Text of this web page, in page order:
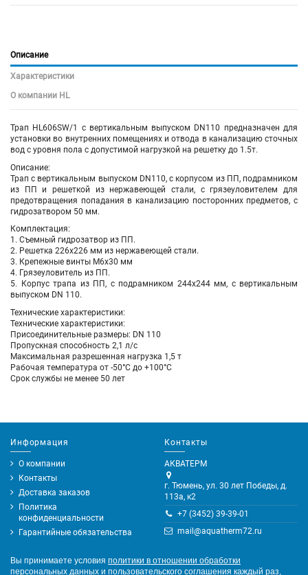
Описание
Характеристики
О компании HL
Трап HL606SW/1 с вертикальным выпуском DN110 предназначен для
установки во внутренних помещениях и отвода в канализацию сточных
вод с уровня пола с допустимой нагрузкой на решетку до 1.5т.
Описание:
Трап с вертикальным выпуском DN110, с корпусом из ПП, подрамником
из ПП и решеткой из нержавеющей стали, с грязеуловителем для
предотвращения попадания в канализацию посторонних предметов, c
гидрозатвором 50 мм.
Комплектация:
1. Съемный гидрозатвор из ПП.
2. Решетка 226х226 мм из нержавеющей стали.
3. Крепежные винты М6х30 мм
4. Грязеуловитель из ПП.
5. Корпус трапа из ПП, c подрамником 244х244 мм, с вертикальным
выпуском DN 110.
Технические характеристики:
Технические характеристики:
Присоединительные размеры: DN 110
Пропускная способность 2,1 л/с
Максимальная разрешенная нагрузка 1,5 т
Рабочая температура от -50°С до +100°С
Срок службы не менее 50 лет
Информация
О компании
Контакты
Доставка заказов
Политика
конфиденциальности
Гарантийные обязательства
Контакты
АКВАТЕРМ
г. Тюмень, ул. 30 лет Победы, д.
113а, к2
+7 (3452) 39-39-01
mail@aquatherm72.ru
Вы принимаете условия политики в отношении обработки
персональных данных и пользовательского соглашения каждый раз,